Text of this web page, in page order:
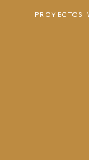
PROYECTOS